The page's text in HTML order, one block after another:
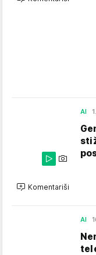
AI
Komentariši
AI